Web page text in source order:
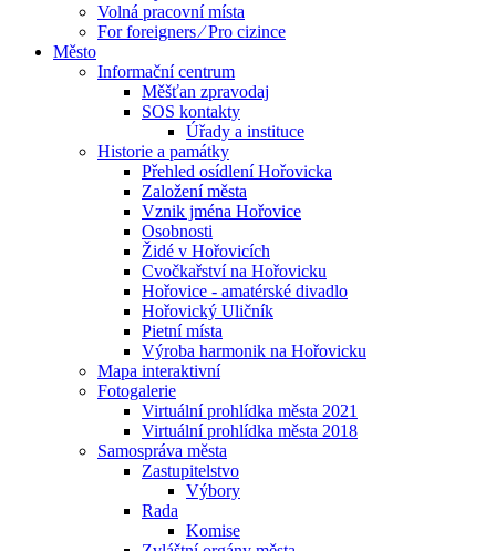
Volná pracovní místa
For foreigners ⁄ Pro cizince
Město
Informační centrum
Měšťan zpravodaj
SOS kontakty
Úřady a instituce
Historie a památky
Přehled osídlení Hořovicka
Založení města
Vznik jména Hořovice
Osobnosti
Židé v Hořovicích
Cvočkařství na Hořovicku
Hořovice - amatérské divadlo
Hořovický Uličník
Pietní místa
Výroba harmonik na Hořovicku
Mapa interaktivní
Fotogalerie
Virtuální prohlídka města 2021
Virtuální prohlídka města 2018
Samospráva města
Zastupitelstvo
Výbory
Rada
Komise